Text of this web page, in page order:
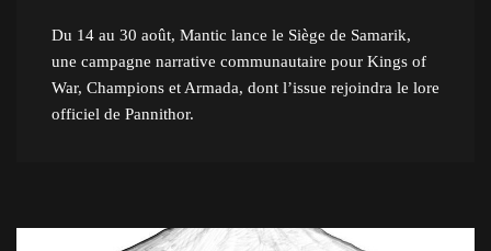
Du 14 au 30 août, Mantic lance le Siège de Samarik,
une campagne narrative communautaire pour Kings of
War, Champions et Armada, dont l’issue rejoindra le lore
officiel de Pannithor.